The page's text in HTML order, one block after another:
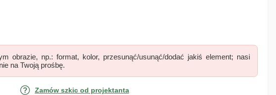
obrazie, np.: format, kolor, przesunąć/usunąć/dodać jakiś element; nasi
na Twoją prośbę.
Zamów szkic od projektanta